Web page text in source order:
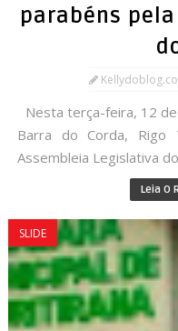
parabéns
Nesta terça-feira, 12
Barra do Corda, Rigo
Assembleia Legislativa
Leia O
SLIDE